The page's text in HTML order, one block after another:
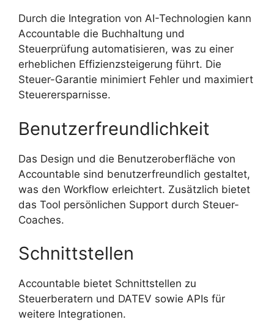
Durch die Integration von AI-Technologien kann
Accountable die Buchhaltung und
Steuerprüfung automatisieren, was zu einer
erheblichen Effizienzsteigerung führt. Die
Steuer-Garantie minimiert Fehler und maximiert
Steuerersparnisse.
Benutzerfreundlichkeit
Das Design und die Benutzeroberfläche von
Accountable sind benutzerfreundlich gestaltet,
was den Workflow erleichtert. Zusätzlich bietet
das Tool persönlichen Support durch Steuer-
Coaches.
Schnittstellen
Accountable bietet Schnittstellen zu
Steuerberatern und DATEV sowie APIs für
weitere Integrationen.